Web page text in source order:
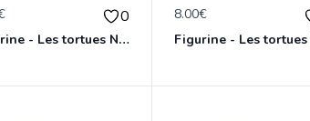
0
Figurine - Les tortues Ninja - Leonardo
8.00€